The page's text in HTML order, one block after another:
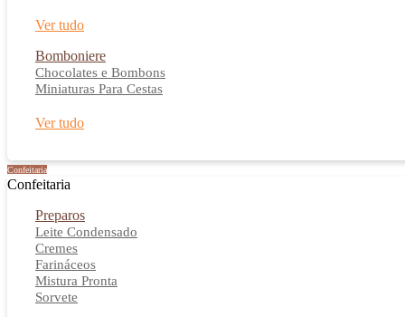
Ver tudo
Bomboniere
Chocolates e Bombons
Miniaturas Para Cestas
Ver tudo
Confeitaria
Confeitaria
Preparos
Leite Condensado
Cremes
Farináceos
Mistura Pronta
Sorvete